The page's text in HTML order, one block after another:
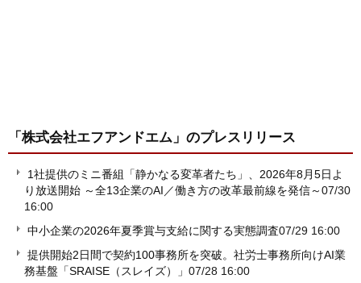
「株式会社エフアンドエム」 のプレスリリース
1社提供のミニ番組「静かなる変革者たち」、2026年8月5日よ
り放送開始 ～全13企業のAI／働き方の改革最前線を発信～07/30
16:00
中小企業の2026年夏季賞与支給に関する実態調査07/29 16:00
提供開始2日間で契約100事務所を突破。社労士事務所向けAI業
務基盤「SRAISE（スレイズ）」 07/28 16:00